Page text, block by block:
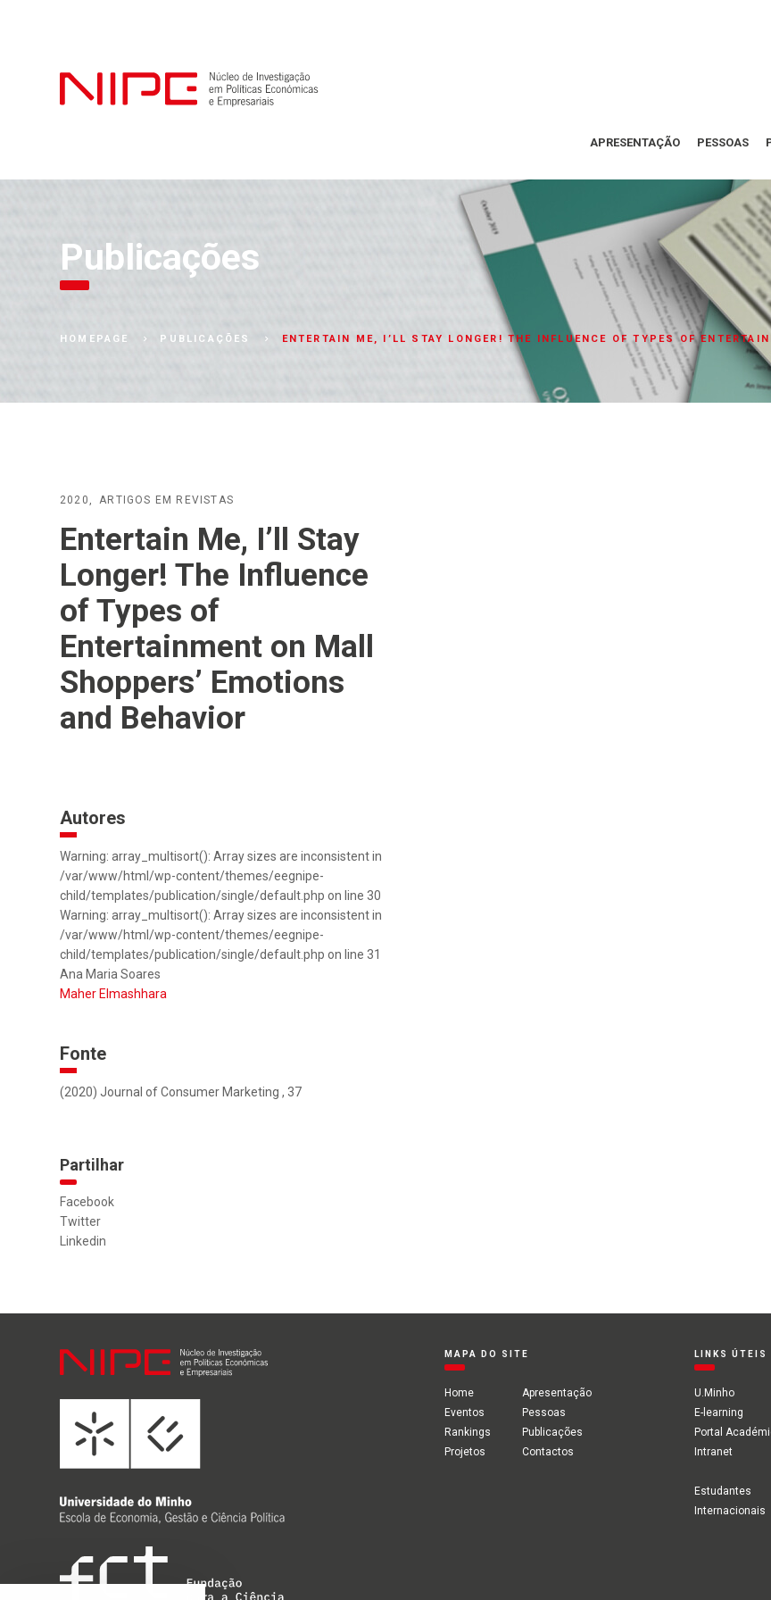
APRESENTAÇÃO PESSOAS
Publicações
HOMEPAGE PUBLICAÇÕES ENTERTAIN ME, I’LL STAY LONGER! THE INFLUENCE OF TYPES OF
2020 ARTIGOS EM REVISTAS
Entertain Me, I’ll Stay
Longer! The Influence
of Types of
Entertainment on Mall
Shoppers’ Emotions
and Behavior
Autores
Warning: array_multisort(): Array sizes are inconsistent in
/var/www/html/wp-content/themes/eegnipe-
child/templates/publication/single/default.php on line 30
Warning: array_multisort(): Array sizes are inconsistent in
/var/www/html/wp-content/themes/eegnipe-
child/templates/publication/single/default.php on line 31
Ana Maria Soares
Maher Elmashhara
Fonte
(2020) Journal of Consumer Marketing , 37
Partilhar
Facebook
Twitter
Linkedin
MAPA DO SITE
Home
Apresentação
Eventos
Pessoas
Rankings
Publicações
Projetos
Contactos
LINKS ÚTEIS
U.Minho
E-learning
Portal
Intranet
Estudantes
Internacionais